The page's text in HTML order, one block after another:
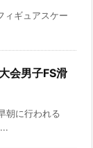
ィギュアスケー
会男子FS滑
朝に行われる